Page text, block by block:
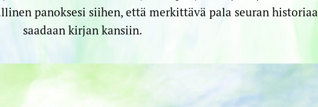
panoksesi siihen, että merkittävä pala seuran historiaa
saadaan kirjan kansiin.